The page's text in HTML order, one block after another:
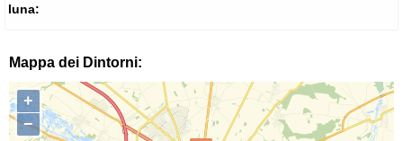
luna:
Mappa dei Dintorni:
+
−